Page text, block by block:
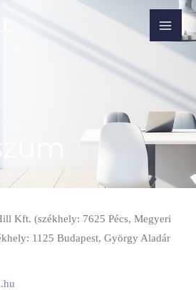
Kft. (székhely: 7625 Pécs, Megyeri
1125 Budapest, György Aladár